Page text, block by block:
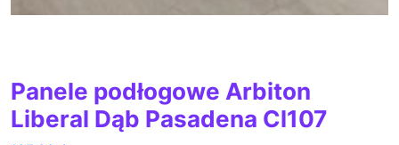
Panele podłogowe Arbiton
Liberal Dąb Pasadena Cl107